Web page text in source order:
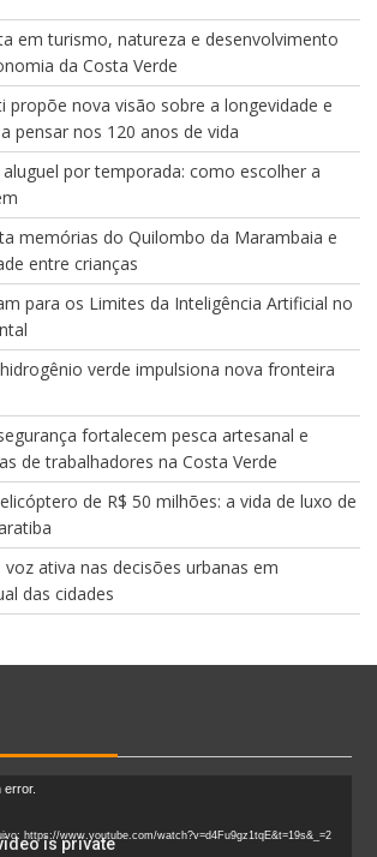
em turismo, natureza e desenvolvimento
da Costa Verde
propõe nova visão sobre a longevidade e
pensar nos 120 anos de vida
por temporada: como escolher a
memórias do Quilombo da Marambaia e
entre crianças
para os Limites da Inteligência Artificial no
verde impulsiona nova fronteira
fortalecem pesca artesanal e
de trabalhadores na Costa Verde
de R$ 50 milhões: a vida de luxo de
voz ativa nas decisões urbanas em
das cidades
error.
https://www.youtube.com/watch?v=d4Fu9gz1tqE&t=19s&_=2